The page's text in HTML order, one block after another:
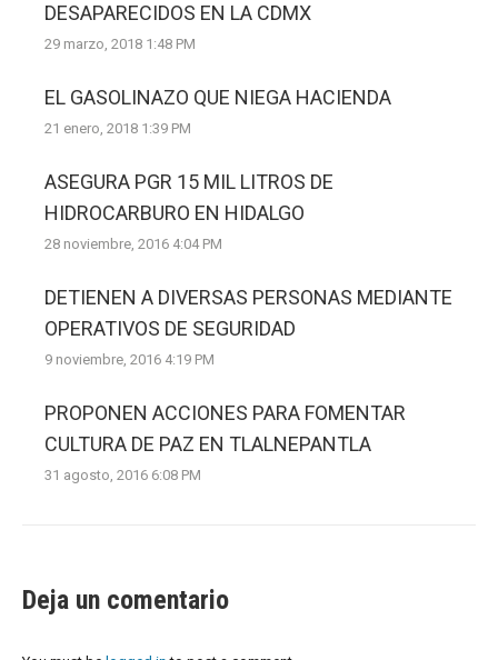
DESAPARECIDOS EN LA CDMX
29 marzo, 2018 1:48 PM
EL GASOLINAZO QUE NIEGA HACIENDA
21 enero, 2018 1:39 PM
ASEGURA PGR 15 MIL LITROS DE
HIDROCARBURO EN HIDALGO
28 noviembre, 2016 4:04 PM
DETIENEN A DIVERSAS PERSONAS MEDIANTE
OPERATIVOS DE SEGURIDAD
9 noviembre, 2016 4:19 PM
PROPONEN ACCIONES PARA FOMENTAR
CULTURA DE PAZ EN TLALNEPANTLA
31 agosto, 2016 6:08 PM
Deja un comentario